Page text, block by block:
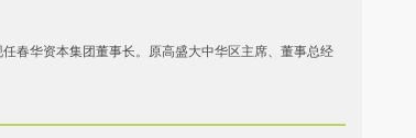
春华资本集团董事长。原高盛大中华区主席、董事总经